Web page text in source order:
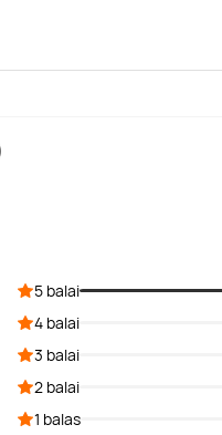
5 balai
4 balai
3 balai
2 balai
1 balas